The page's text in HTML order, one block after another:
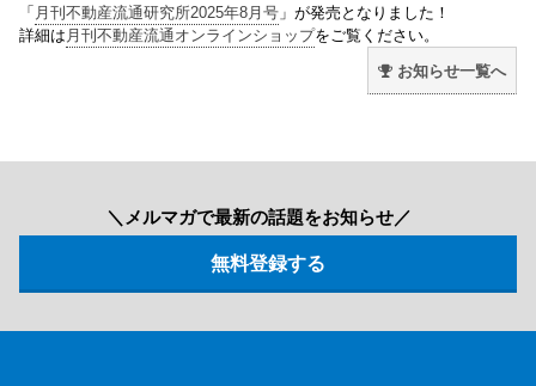
「 月刊不動産流通研究所2025年8月号 」が発売となりました！
詳細は 月刊不動産流通オンラインショップをご覧ください。
お知らせ一覧へ
＼メルマガで最新の話題をお知らせ／